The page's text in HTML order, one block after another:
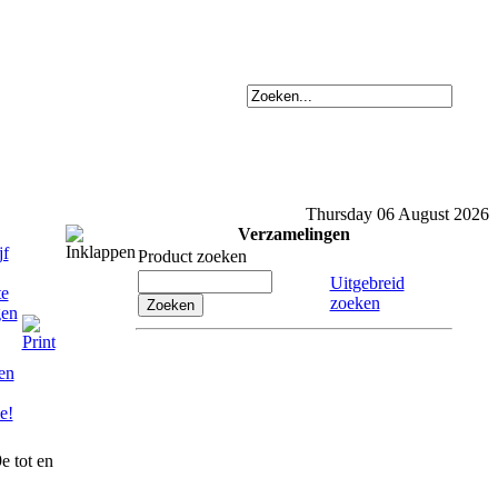
Thursday 06 August 2026
tot en
Verzamelingen
Product zoeken
Uitgebreid
zoeken